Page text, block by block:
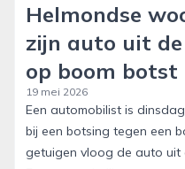
Helmondse
zijn auto uit
op boom botst
19 mei 2026
Een automobilist is
bij een botsing tegen een
getuigen vloog de auto uit